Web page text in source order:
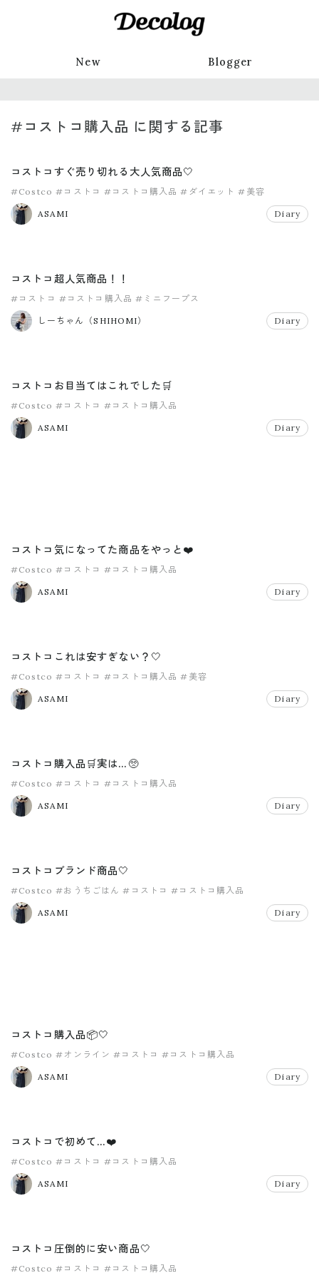
New Blogger
#コストコ購入品 に関する記事
コストコすぐ売り切れる大人気商品🤍
#Costco #コストコ #コストコ購入品 #ダイエット #美容
ASAMI Diary
コストコ超人気商品！！
#コストコ #コストコ購入品 #ミニフープス
しーちゃん（SHIHOMI） Diary
コストコお目当てはこれでした🛒
#Costco #コストコ #コストコ購入品
ASAMI Diary
コストコ気になってた商品をやっと❤️
#Costco #コストコ #コストコ購入品
ASAMI Diary
コストコこれは安すぎない？🤍
#Costco #コストコ #コストコ購入品 #美容
ASAMI Diary
コストコ購入品🛒実は…🥺
#Costco #コストコ #コストコ購入品
ASAMI Diary
コストコブランド商品🤍
#Costco #おうちごはん #コストコ #コストコ購入品
ASAMI Diary
コストコ購入品📦🤍
#Costco #オンライン #コストコ #コストコ購入品
ASAMI Diary
コストコで初めて…❤️
#Costco #コストコ #コストコ購入品
ASAMI Diary
コストコ圧倒的に安い商品🤍
#Costco #コストコ #コストコ購入品